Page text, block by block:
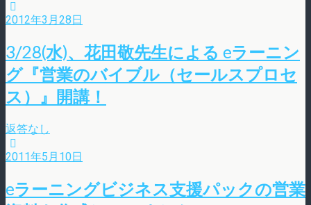
2012年3月28日
3/28(水)、花田敬先生による eラーニン
グ『営業のバイブル（セールスプロセ
ス）』開講！
返答なし
2011年5月10日
eラーニングビジネス支援パックの営業